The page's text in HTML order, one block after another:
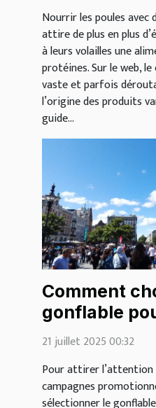
Nourrir les poules avec
attire de plus en plus
à leurs volailles une
protéines. Sur le web,
vaste et parfois
l’origine des produits
guide...
Comment
gonflable
votre
21 juillet 2025 00:32
Pour attirer l’attention
campagnes
sélectionner le